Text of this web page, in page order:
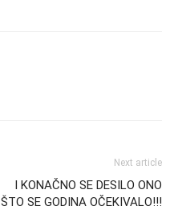
Next article
I KONAČNO SE DESILO ONO
ŠTO SE GODINA OČEKIVALO!!!